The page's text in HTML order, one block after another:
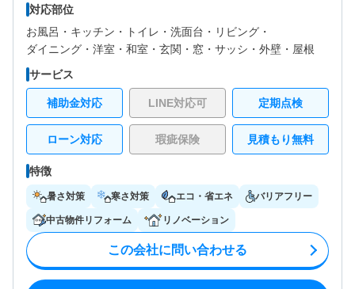
対応部位
お風呂・ キッチン・ トイレ・ 洗面台・ リビング・
ダイニング・ 洋室・ 和室・ 玄関・ 窓・サッシ・ 外壁・ 屋根
サービス
補助金対応 LINE対応可 定期点検
ローン対応 瑕疵保険 見積もり無料
特徴
暑さ対策 寒さ対策 エコ・省エネ バリアフリー
中古物件リフォーム リノベーション
この会社に問い合わせる